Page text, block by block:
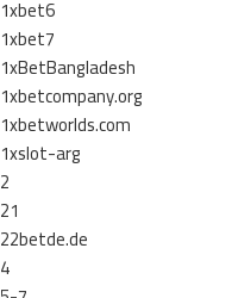
1xbet6
1xbet7
1xBetBangladesh
1xbetcompany.org
1xbetworlds.com
1xslot-arg
2
21
22betde.de
4